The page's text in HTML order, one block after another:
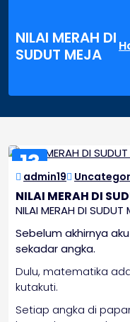
NILAI MERAH DI
SUDUT MEJA
13
MAY
admin19
NILAI MERAH DI
NILAI MERAH DI SUDUT
Sebelum akhirnya
sekadar angka.
Dulu, matematika
kutakuti.
Setiap angka di